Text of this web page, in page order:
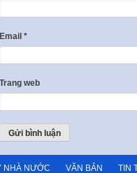
Email *
Trang web
NHÀ NƯỚC VĂN BẢN TIN